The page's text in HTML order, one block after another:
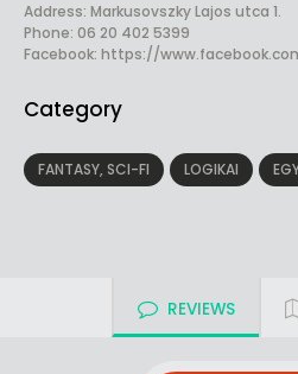
Address: Markusovszky Lajos utca 1.
Phone: 06 20 402 5399
Facebook: https://
Category
FANTASY, SCI-FI LOGIKAI
REVIEWS